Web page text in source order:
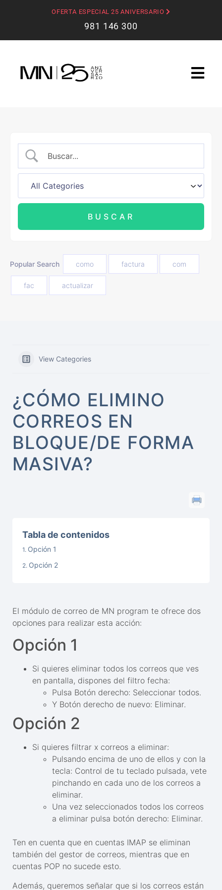
OFERTA ESPECIAL 25 ANIVERSARIO
981 146 300
Popular Search como factura com
fac actualizar
View Categories
¿CÓMO ELIMINO
CORREOS EN
BLOQUE/DE FORMA
MASIVA?
Tabla de contenidos
Opción 1
Opción 2
El módulo de correo de MN program te ofrece dos
opciones para realizar esta acción:
Opción 1
Si quieres eliminar todos los correos que ves
en pantalla, dispones del filtro fecha:
Pulsa Botón derecho: Seleccionar todos.
Y Botón derecho de nuevo: Eliminar.
Opción 2
Si quieres filtrar x correos a eliminar:
Pulsando encima de uno de ellos y con la
tecla: Control de tu teclado pulsada, vete
pinchando en cada uno de los correos a
eliminar.
Una vez seleccionados todos los correos
a eliminar pulsa botón derecho: Eliminar.
Ten en cuenta que en cuentas IMAP se eliminan
también del gestor de correos, mientras que en
cuentas POP no sucede esto.
Además, queremos señalar que si los correos están